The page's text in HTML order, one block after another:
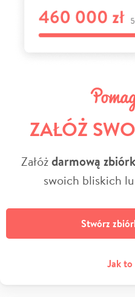
ZAŁÓŻ
Załóżdarmową
swoich bliskich
Stwórz
Jak to